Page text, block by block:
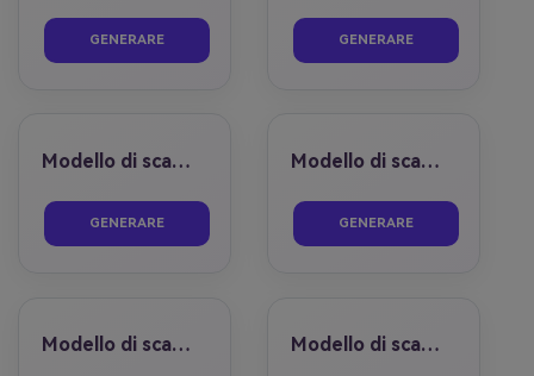
prima dopo
GENERARE prima dopo
GENERARE
Modello di scambio faccia 03
prima dopo
GENERARE
Modello di scambio faccia 04
prima dopo
GENERARE
Modello di scambio faccia 05 Modello di scambio faccia 06